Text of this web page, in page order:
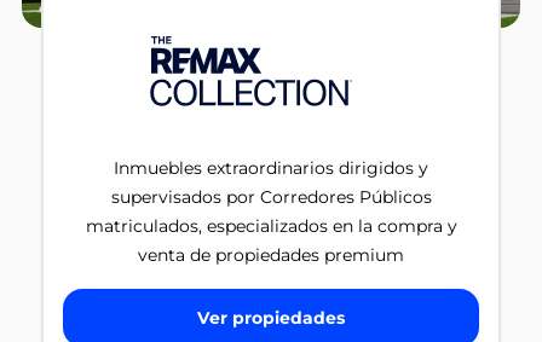
Inmuebles extraordinarios dirigidos y
supervisados por Corredores Públicos
matriculados, especializados en la compra y
venta de propiedades premium
Ver propiedades